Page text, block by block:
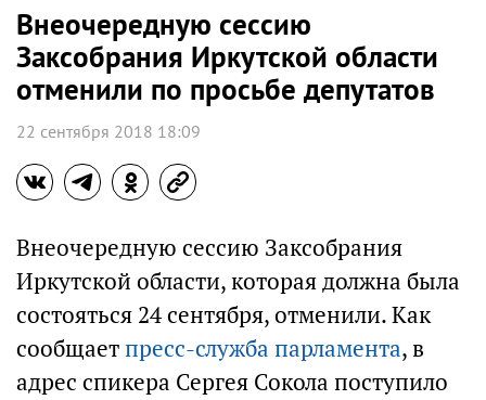
Внеочередную сессию
Заксобрания Иркутской области
отменили по просьбе депутатов
22 сентября 2018 18:09
Внеочередную сессию Заксобрания
Иркутской области, которая должна была
состояться 24 сентября, отменили. Как
сообщаетпресс-служба парламента, в
адрес спикера Сергея Сокола поступило